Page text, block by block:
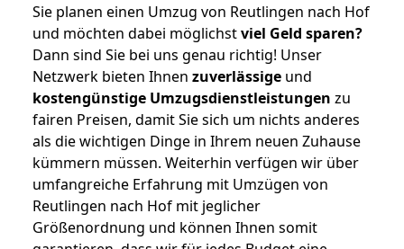
Sie planen einen Umzug von Reutlingen nach Hof
und möchten dabei möglichstviel Geld sparen?
Dann sind Sie bei uns genau richtig! Unser
Netzwerk bieten Ihnen zuverlässige und
kostengünstige Umzugsdienstleistungen zu
fairen Preisen, damit Sie sich um nichts anderes
als die wichtigen Dinge in Ihrem neuen Zuhause
kümmern müssen. Weiterhin verfügen wir über
umfangreiche Erfahrung mit Umzügen von
Reutlingen nach Hof mit jeglicher
Größenordnung und können Ihnen somit